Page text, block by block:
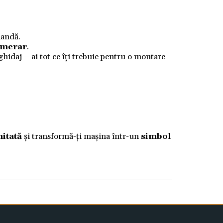
.
– ai tot ce îți trebuie pentru o montare
și transformă-ți mașina într-un simbol